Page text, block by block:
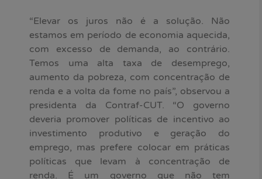
“Elevar os juros não é a solução. Não
estamos em período de economia aquecida,
com excesso de demanda, ao contrário.
Temos uma alta taxa de desemprego,
aumento da pobreza, com concentração de
renda e a volta da fome no país”, observou a
presidenta da Contraf-CUT. “O governo
deveria promover políticas de incentivo ao
investimento produtivo e geração do
emprego, mas prefere colocar em práticas
políticas que levam à concentração de
renda. É um governo que não tem